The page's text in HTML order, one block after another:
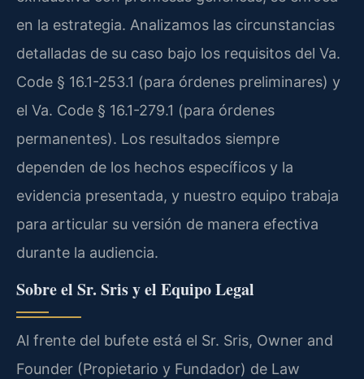
en la estrategia. Analizamos las circunstancias
detalladas de su caso bajo los requisitos del Va.
Code § 16.1-253.1 (para órdenes preliminares) y
el Va. Code § 16.1-279.1 (para órdenes
permanentes). Los resultados siempre
dependen de los hechos específicos y la
evidencia presentada, y nuestro equipo trabaja
para articular su versión de manera efectiva
durante la audiencia.
Sobre el Sr. Sris y el Equipo Legal
Al frente del bufete está el Sr. Sris, Owner and
Founder (Propietario y Fundador) de Law